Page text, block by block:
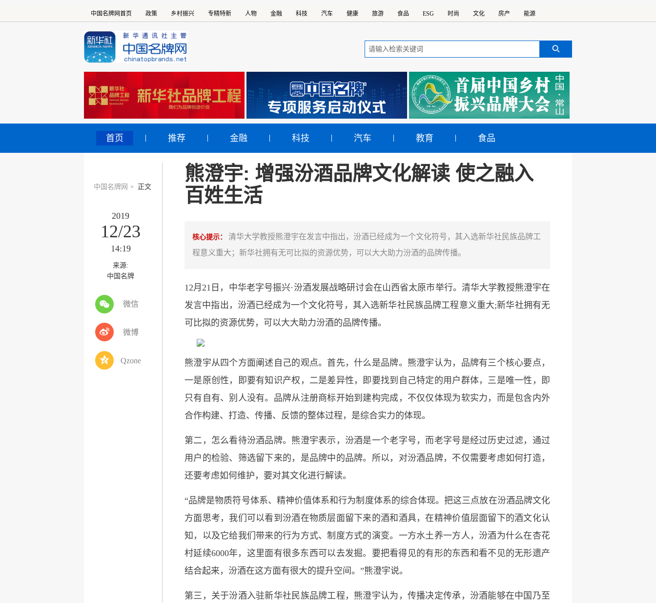
中国名牌网首页 政策 乡村振兴 专精特新 人物 金融 科技 汽车 健康 旅游 食品 ESG 时尚 文化 房产 能源
首页 推荐 金融 科技 汽车 教育 食品
中国名牌网 > 正文
2019
12/23
14:19
来源:
中国名牌
微信
微博
Qzone
熊澄宇: 增强汾酒品牌文化解读 使之融入
百姓生活
核心提示： 清华大学教授熊澄宇在发言中指出，汾酒已经成为一个文化符号，其入选新华社民族品牌工
程意义重大；新华社拥有无可比拟的资源优势，可以大大助力汾酒的品牌传播。
12月21日，中华老字号振兴·汾酒发展战略研讨会在山西省太原市举行。清华大学教授熊澄宇在
发言中指出，汾酒已经成为一个文化符号，其入选新华社民族品牌工程意义重大;新华社拥有无
可比拟的资源优势，可以大大助力汾酒的品牌传播。
熊澄宇从四个方面阐述自己的观点。首先，什么是品牌。熊澄宇认为，品牌有三个核心要点，
一是原创性，即要有知识产权，二是差异性，即要找到自己特定的用户群体，三是唯一性，即
只有自有、别人没有。品牌从注册商标开始到建构完成，不仅仅体现为软实力，而是包含内外
合作构建、打造、传播、反馈的整体过程，是综合实力的体现。
第二，怎么看待汾酒品牌。熊澄宇表示，汾酒是一个老字号，而老字号是经过历史过滤，通过
用户的检验、筛选留下来的，是品牌中的品牌。所以，对汾酒品牌，不仅需要考虑如何打造，
还要考虑如何维护，要对其文化进行解读。
“品牌是物质符号体系、精神价值体系和行为制度体系的综合体现。把这三点放在汾酒品牌文化
方面思考，我们可以看到汾酒在物质层面留下来的酒和酒具，在精神价值层面留下的酒文化认
知，以及它给我们带来的行为方式、制度方式的演变。一方水土养一方人，汾酒为什么在杏花
村延续6000年，这里面有很多东西可以去发掘。要把看得见的有形的东西和看不见的无形遗产
结合起来，汾酒在这方面有很大的提升空间。”熊澄宇说。
第三，关于汾酒入驻新华社民族品牌工程，熊澄宇认为，传播决定传承，汾酒能够在中国乃至